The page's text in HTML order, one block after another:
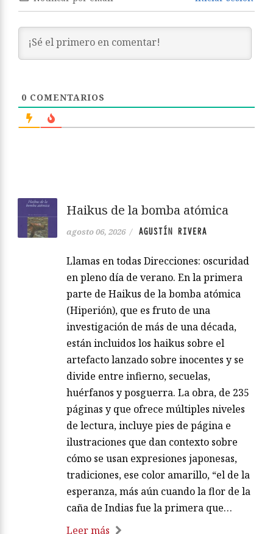
0 COMENTARIOS
Haikus de la bomba atómica
agosto 06, 2026 / AGUSTÍN RIVERA
Llamas en todas Direcciones: oscuridad
en pleno día de verano. En la primera
parte de Haikus de la bomba atómica
(Hiperión), que es fruto de una
investigación de más de una década,
están incluidos los haikus sobre el
artefacto lanzado sobre inocentes y se
divide entre infierno, secuelas,
huérfanos y posguerra. La obra, de 235
páginas y que ofrece múltiples niveles
de lectura, incluye pies de página e
ilustraciones que dan contexto sobre
cómo se usan expresiones japonesas,
tradiciones, ese color amarillo, “el de la
esperanza, más aún cuando la flor de la
caña de Indias fue la primera que…
Leer más